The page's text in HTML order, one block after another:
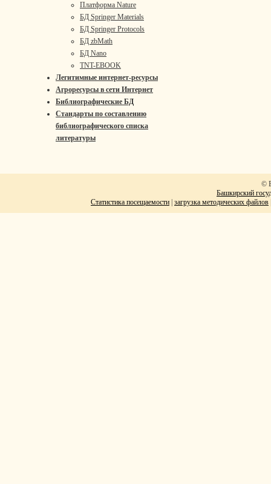
Платформа Nature
БД Springer Materials
БД Springer Protocols
БД zbMath
БД Nano
TNT-EBOOK
Легитимные интернет-ресурсы
Агроресурсы в сети Интернет
Библиографические БД
Стандарты по составлению
библиографического списка
литературы
©
Башкирский
Статистика посещаемости загрузка методических файлов